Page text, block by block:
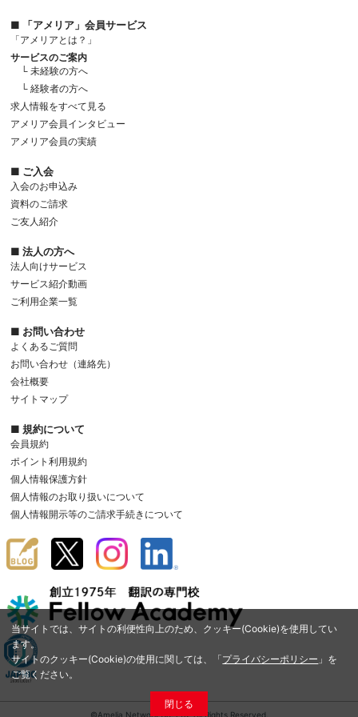
当サイトでは、サイトの利便性向上のため、クッキー(Cookie)を使用してい
ます。
サイトのクッキー(Cookie)の使用に関しては、「プライバシーポリシー 」を
ご覧ください。
閉じる
■ 「アメリア」会員サービス
「アメリアとは？」
サービスのご案内
└ 未経験の方へ
└ 経験者の方へ
求人情報をすべて見る
アメリア会員インタビュー
アメリア会員の実績
■ ご入会
入会のお申込み
資料のご請求
ご友人紹介
■ 法人の方へ
法人向けサービス
サービス紹介動画
ご利用企業一覧
■ お問い合わせ
よくあるご質問
お問い合わせ（連絡先）
会社概要
サイトマップ
■ 規約について
会員規約
ポイント利用規約
個人情報保護方針
個人情報のお取り扱いについて
個人情報開示等のご請求手続きについて
©Amelia Network Co.,Ltd. All Rights Reserved.